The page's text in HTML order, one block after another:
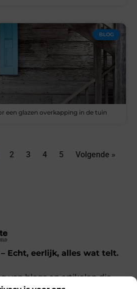
BLOG
een glazen overkapping in de tuin
2 3 4 5 Volgende »
Echt, eerlijk, alles wat telt.
van blogs en artikelen die